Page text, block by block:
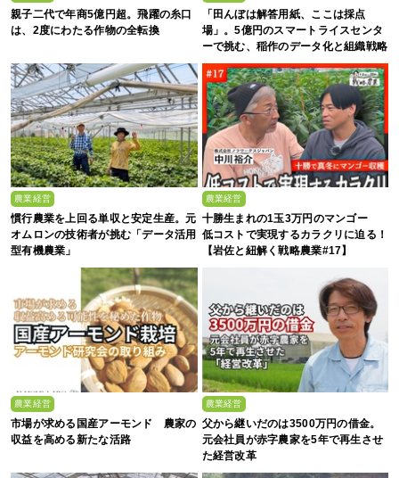
親子二代で年商5億円超。飛躍の糸口
は、2度にわたる作物の全転換
「田んぼは解答用紙、ここは採点
場」。5億円のスマートライスセンタ
ーで挑む、稲作のデータ化と組織戦略
農業経営
慣行農業を上回る単収と安定生産。元
オムロンの技術者が挑む「データ活用
型有機農業」
農業経営
十勝生まれの1玉3万円のマンゴー
低コストで実現するカラクリに迫る！
【岩佐と紐解く戦略農業#17】
農業経営
市場が求める国産アーモンド 農家の
収益を高める新たな活路
農業経営
父から継いだのは3500万円の借金。
元会社員が赤字農家を5年で再生させ
た経営改革